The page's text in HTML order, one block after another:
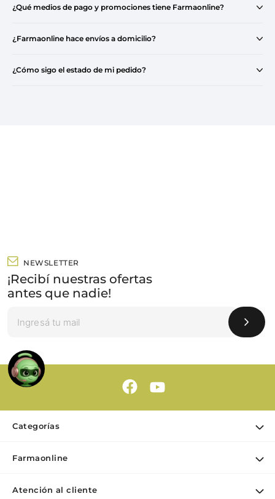
¿Qué medios de pago y promociones tiene Farmaonline?
¿Farmaonline hace envíos a domicilio?
¿Cómo sigo el estado de mi pedido?
NEWSLETTER
¡Recibí nuestras ofertas
antes que nadie!
Categorías
Dermocosmética
Farmaonline
Atención al cliente